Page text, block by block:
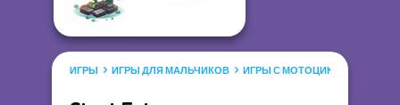
ИГРЫ ИГРЫ ДЛЯ МАЛЬЧИКОВ ИГРЫ С МОТОЦИКЛАМИ